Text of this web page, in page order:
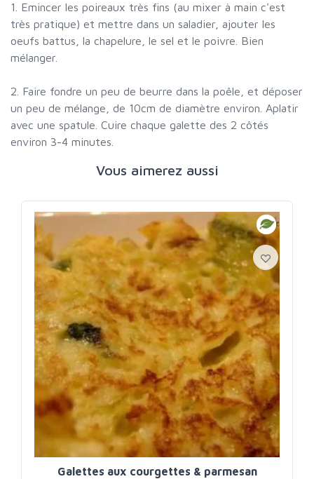
1. Emincer les poireaux très fins (au mixer à main c'est
très pratique) et mettre dans un saladier, ajouter les
oeufs battus, la chapelure, le sel et le poivre. Bien
mélanger.
2. Faire fondre un peu de beurre dans la poêle, et déposer
un peu de mélange, de 10cm de diamètre environ. Aplatir
avec une spatule. Cuire chaque galette des 2 côtés
environ 3-4 minutes.
Vous aimerez aussi
Galettes aux courgettes & parmesan